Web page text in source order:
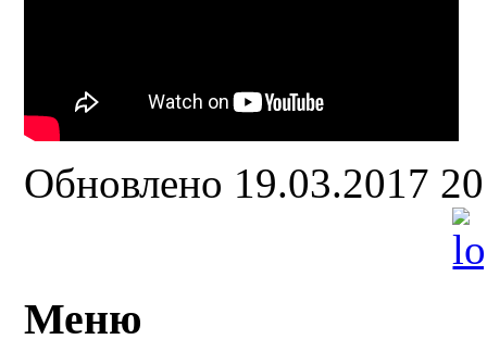
Обновлено 19.03.2017
Меню